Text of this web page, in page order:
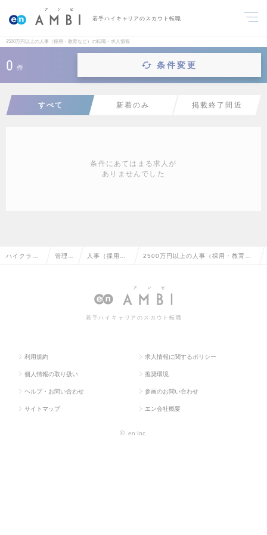
若手ハイキャリアのスカウト転職
2500万円以上の人事（採用・教育など）の転職・求人情報
0 件 条件変更
すべて 新着のみ 掲載終了間近
条件にあてはまる求人が
ありませんでした
ハイクラス 管理部 人事（採用・ 2500万円以上の人事（採用・教育な
若手ハイキャリアのスカウト転職
利用規約 求人情報に関するポリシー
個人情報の取り扱い 推奨環境
ヘルプ・お問い合わせ 参画のお問い合わせ
サイトマップ エン会社概要
© en Inc.